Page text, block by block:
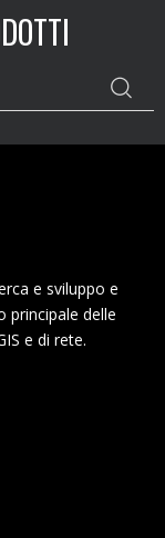
e sviluppo e
principale delle
e di rete.